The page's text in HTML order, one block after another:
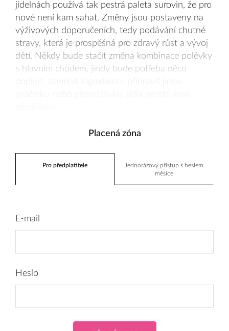
jídelnách používá tak pestrá paleta surovin, že pro
nové není kam sahat. Změny jsou postaveny na
výživových doporučeních, tedy podávání chutné
stravy, která je prospěšná pro zdravý růst a vývoj
dětí. Někdy bude stačit změna kombinace polévky
s hlavním chodem, jindy bude potřeba něco
Placená zóna
Pro předplatitele
Jednorázový přístup s heslem
měsíce
E-mail
Heslo